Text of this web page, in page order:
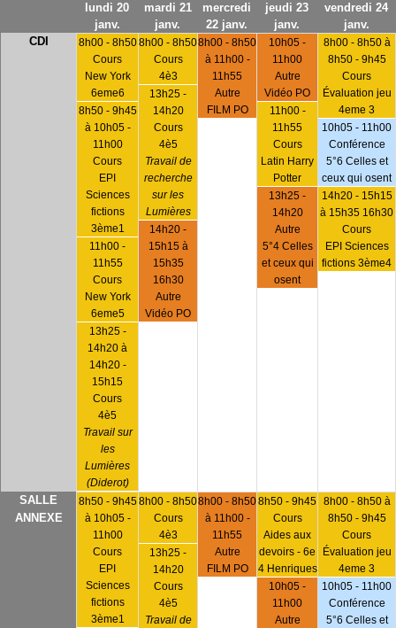
lundi 20
janv.
mardi 21
janv.
mercredi
22 janv.
jeudi 23
janv.
vendredi 24
janv.
CDI
8h00 - 8h50
Cours
New York
6eme6
8h50 - 9h45
à 10h05 -
11h00
Cours
EPI
Sciences
fictions
3ème1
11h00 -
11h55
Cours
New York
6eme5
13h25 -
14h20 à
14h20 -
15h15
Cours
4è5
Travail sur
les
Lumières
(Diderot)
8h00 - 8h50
Cours
4è3
13h25 -
14h20
Cours
4è5
Travail de
recherche
sur les
Lumières
14h20 -
15h15 à
15h35
16h30
Autre
Vidéo PO
8h00 - 8h50
à 11h00 -
11h55
Autre
FILM PO
10h05 -
11h00
Autre
Vidéo PO
11h00 -
11h55
Cours
Latin Harry
Potter
13h25 -
14h20
Autre
5°4 Celles
et ceux qui
osent
8h00 - 8h50 à
8h50 - 9h45
Cours
Évaluation jeu
4eme 3
10h05 - 11h00
Conférence
5°6 Celles et
ceux qui osent
14h20 - 15h15
à 15h35 16h30
Cours
EPI Sciences
fictions 3ème4
SALLE
ANNEXE
8h50 - 9h45
à 10h05 -
11h00
Cours
EPI
Sciences
fictions
3ème1
8h00 - 8h50
Cours
4è3
13h25 -
14h20
Cours
4è5
Travail de
8h00 - 8h50
à 11h00 -
11h55
Autre
FILM PO
8h50 - 9h45
Cours
Aides aux
devoirs - 6e
4 Henriques
10h05 -
11h00
Autre
8h00 - 8h50 à
8h50 - 9h45
Cours
Évaluation jeu
4eme 3
10h05 - 11h00
Conférence
5°6 Celles et